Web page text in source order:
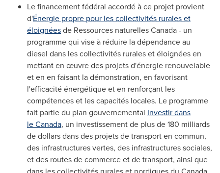
Le financement fédéral accordé à ce projet provient
d'Énergie propre pour les collectivités rurales et
éloignéesde Ressources naturelles Canada - un
programme qui vise à réduire la dépendance au
diesel dans les collectivités rurales et éloignées en
mettant en œuvre des projets d'énergie renouvelable
et en en faisant la démonstration, en favorisant
l'efficacité énergétique et en renforçant les
compétences et les capacités locales. Le programme
fait partie du plan gouvernemental Investir dans
le Canada, un investissement de plus de 180 milliards
de dollars dans des projets de transport en commun,
des infrastructures vertes, des infrastructures sociales,
et des routes de commerce et de transport, ainsi que